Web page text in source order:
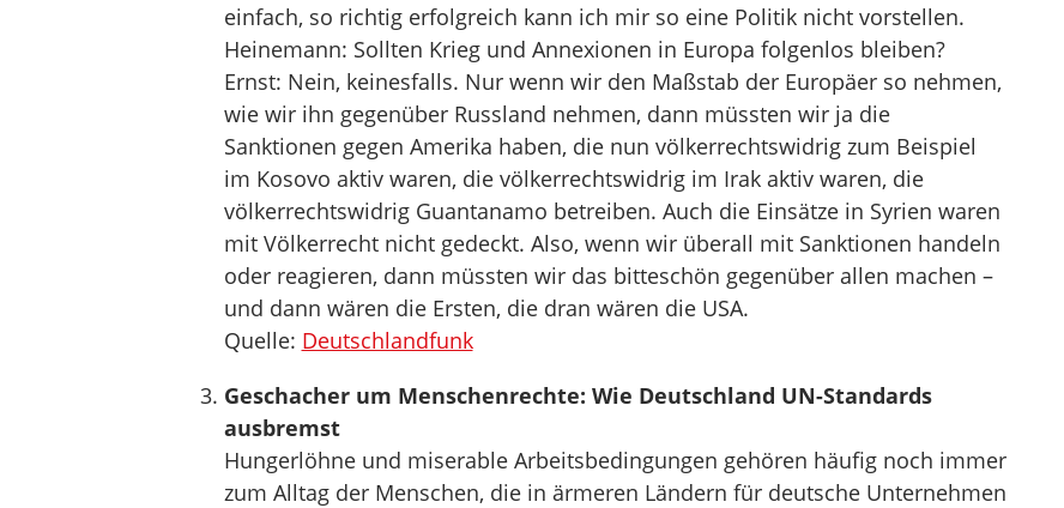
einfach, so richtig erfolgreich kann ich mir so eine Politik nicht vorstellen.
Heinemann: Sollten Krieg und Annexionen in Europa folgenlos bleiben?
Ernst: Nein, keinesfalls. Nur wenn wir den Maßstab der Europäer so nehmen,
wie wir ihn gegenüber Russland nehmen, dann müssten wir ja die
Sanktionen gegen Amerika haben, die nun völkerrechtswidrig zum Beispiel
im Kosovo aktiv waren, die völkerrechtswidrig im Irak aktiv waren, die
völkerrechtswidrig Guantanamo betreiben. Auch die Einsätze in Syrien waren
mit Völkerrecht nicht gedeckt. Also, wenn wir überall mit Sanktionen handeln
oder reagieren, dann müssten wir das bitteschön gegenüber allen machen –
und dann wären die Ersten, die dran wären die USA.
Quelle: Deutschlandfunk
Geschacher um Menschenrechte: Wie Deutschland UN-Standards
ausbremst
Hungerlöhne und miserable Arbeitsbedingungen gehören häufig noch immer
zum Alltag der Menschen, die in ärmeren Ländern für deutsche Unternehmen